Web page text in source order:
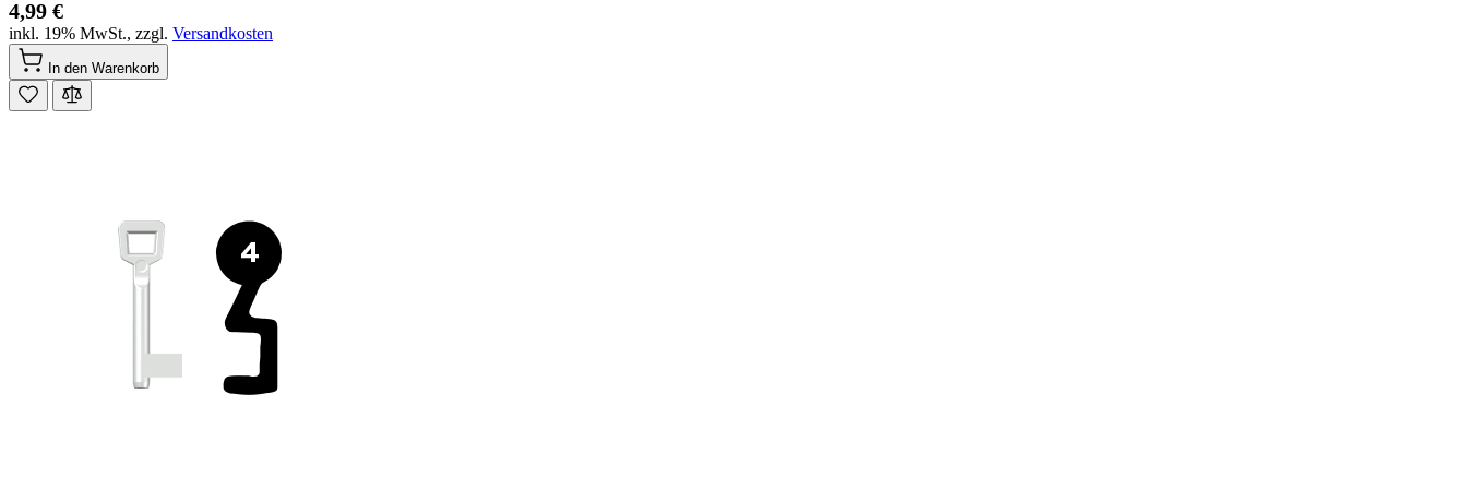
4,99 €
inkl. 19% MwSt., zzgl. Versandkosten
In den Warenkorb